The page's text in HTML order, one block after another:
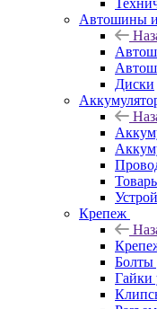
Автошины
Диски
Крепеж
Болты
Гайки